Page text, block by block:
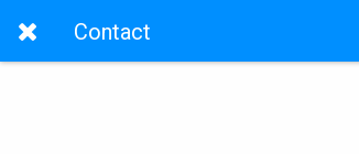
Contact